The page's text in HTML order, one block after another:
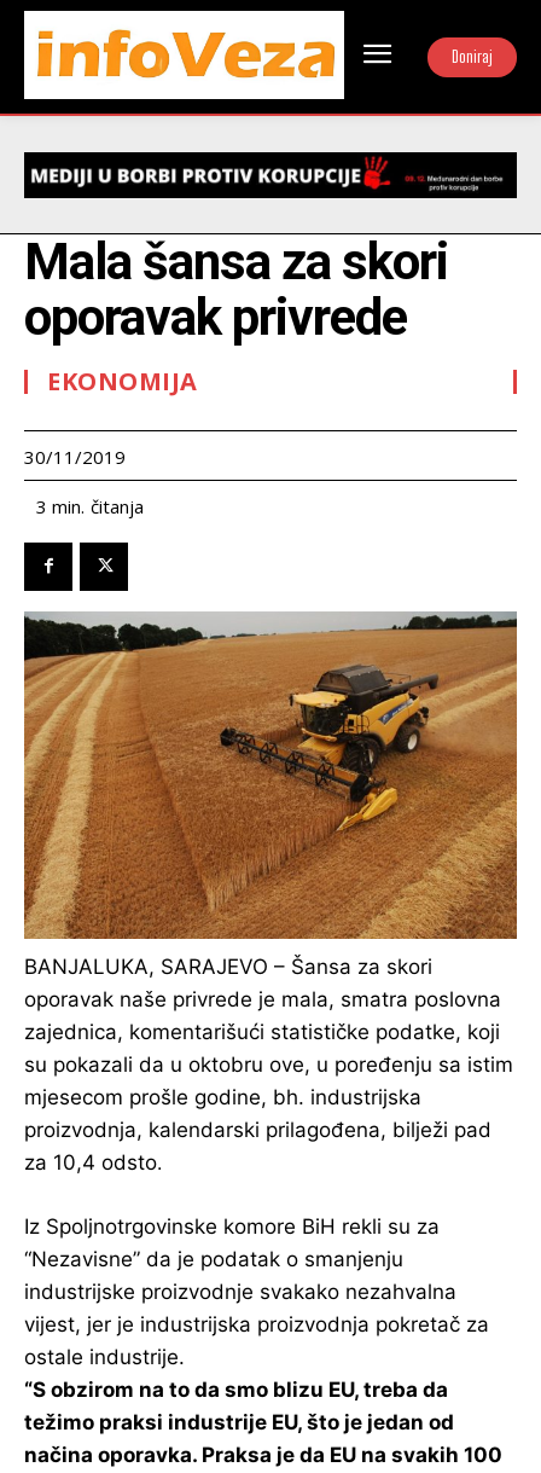
Doniraj
Mala šansa za skori
oporavak privrede
EKONOMIJA
30/11/2019
3 min. čitanja
BANJALUKA, SARAJEVO – Šansa za skori
oporavak naše privrede je mala, smatra poslovna
zajednica, komentarišući statističke podatke, koji
su pokazali da u oktobru ove, u poređenju sa istim
mjesecom prošle godine, bh. industrijska
proizvodnja, kalendarski prilagođena, bilježi pad
za 10,4 odsto.
Iz Spoljnotrgovinske komore BiH rekli su za
“Nezavisne” da je podatak o smanjenju
industrijske proizvodnje svakako nezahvalna
vijest, jer je industrijska proizvodnja pokretač za
ostale industrije.
“S obzirom na to da smo blizu EU, treba da
težimo praksi industrije EU, što je jedan od
načina oporavka. Praksa je da EU na svakih 100